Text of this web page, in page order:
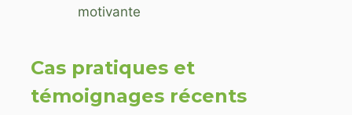
motivante
Cas pratiques et
témoignages récents